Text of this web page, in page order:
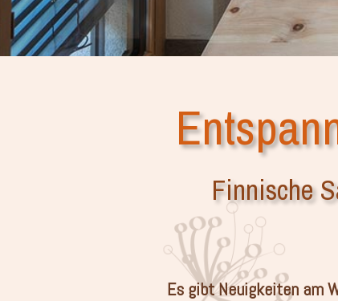
Finnische
Es gibt Neuigkeiten am